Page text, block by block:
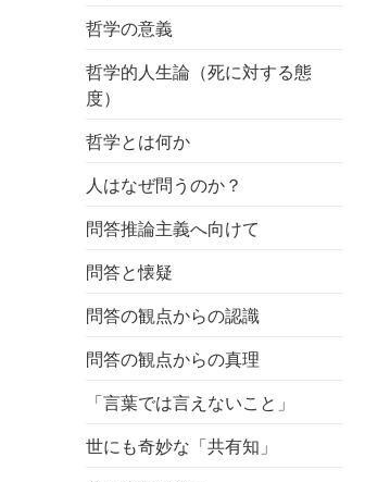
哲学の意義
哲学的人生論（死に対する態
度）
哲学とは何か
人はなぜ問うのか？
問答推論主義へ向けて
問答と懐疑
問答の観点からの認識
問答の観点からの真理
「言葉では言えないこと」
世にも奇妙な「共有知」